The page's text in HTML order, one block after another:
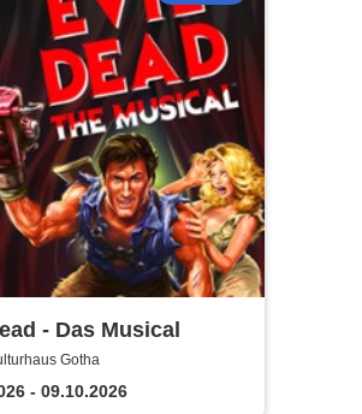
- Das Musical
Gotha
- 09.10.2026